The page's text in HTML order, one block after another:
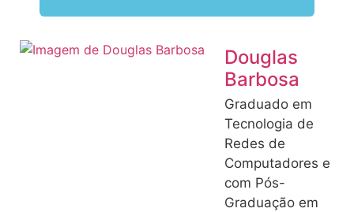
Douglas
Barbosa
Graduado em
Tecnologia de
Redes de
Computadores e
com Pós-
Graduação em